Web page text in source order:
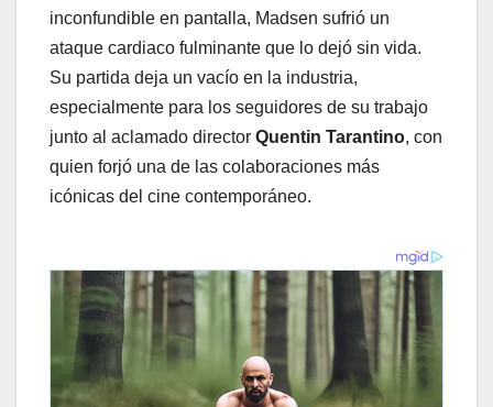
inconfundible en pantalla, Madsen sufrió un
ataque cardiaco fulminante que lo dejó sin vida.
Su partida deja un vacío en la industria,
especialmente para los seguidores de su trabajo
junto al aclamado director Quentin Tarantino, con
quien forjó una de las colaboraciones más
icónicas del cine contemporáneo.